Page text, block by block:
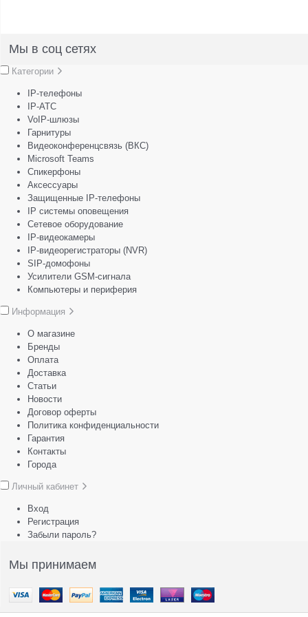
Мы в соц сетях
Категории
IP-телефоны
IP-АТС
VoIP-шлюзы
Гарнитуры
Видеоконференцсвязь (ВКС)
Microsoft Teams
Спикерфоны
Аксессуары
Защищенные IP-телефоны
IP системы оповещения
Сетевое оборудование
IP-видеокамеры
IP-видеорегистраторы (NVR)
SIP-домофоны
Усилители GSM-сигнала
Компьютеры и периферия
Информация
О магазине
Бренды
Оплата
Доставка
Статьи
Новости
Договор оферты
Политика конфиденциальности
Гарантия
Контакты
Города
Личный кабинет
Вход
Регистрация
Забыли пароль?
Мы принимаем